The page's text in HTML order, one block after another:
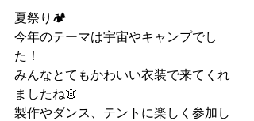
夏祭り🏕
今年のテーマは宇宙やキャンプでし
た！
みんなとてもかわいい衣装で来てくれ
ましたね👗
製作やダンス、テントに楽しく参加し